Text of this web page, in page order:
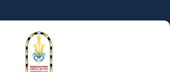
إلى
المحتوى